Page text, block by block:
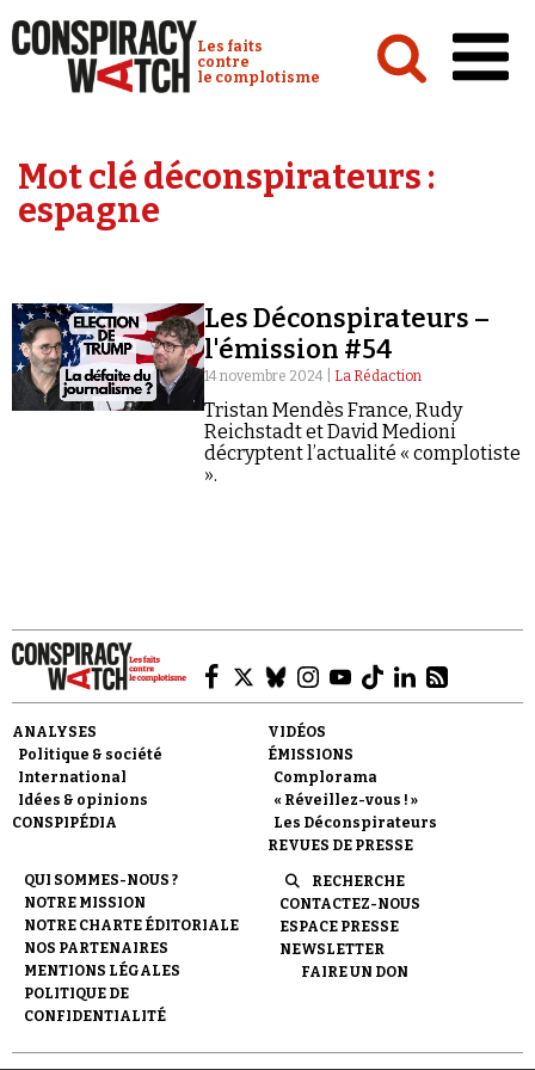
Conspiracy Watch :
Les faits
contre
le complotisme
Analyses
Émissions
Revues de presse
Faire un don
Demander à Vera
Mot clé déconspirateurs :
espagne
Les Déconspirateurs –
l'émission #54
14 novembre 2024 | La Rédaction
Tristan Mendès France, Rudy
Reichstadt et David Medioni
décryptent l’actualité « complotiste
».
ANALYSES
Politique & société
International
Idées & opinions
CONSPIPÉDIA
VIDÉOS
ÉMISSIONS
Complorama
« Réveillez-vous ! »
Les Déconspirateurs
REVUES DE PRESSE
QUI SOMMES-NOUS ?
NOTRE MISSION
NOTRE CHARTE ÉDITORIALE
NOS PARTENAIRES
MENTIONS LÉGALES
POLITIQUE DE
CONFIDENTIALITÉ
RECHERCHE
CONTACTEZ-NOUS
ESPACE PRESSE
NEWSLETTER
FAIRE UN DON